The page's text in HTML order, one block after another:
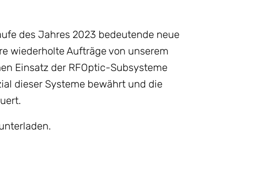
des Jahres 2023 bedeutende neue
wiederholte Aufträge von unserem
Einsatz der RFOptic-Subsysteme
dieser Systeme bewährt und die